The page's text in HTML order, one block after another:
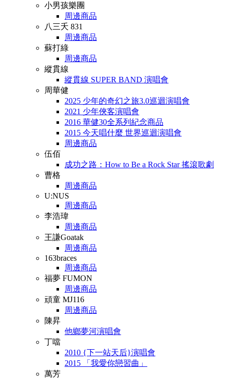
小男孩樂團
周邊商品
八三夭 831
周邊商品
蘇打綠
周邊商品
縱貫線
縱貫線 SUPER BAND 演唱會
周華健
2025 少年的奇幻之旅3.0巡迴演唱會
2021 少年俠客演唱會
2016 華健30全系列紀念商品
2015 今天唱什麼 世界巡迴演唱會
周邊商品
伍佰
成功之路：How to Be a Rock Star 搖滾歌劇
曹格
周邊商品
U:NUS
周邊商品
李浩瑋
周邊商品
王謙Goatak
周邊商品
163braces
周邊商品
福夢 FUMON
周邊商品
頑童 MJ116
周邊商品
陳昇
他鄉夢河演唱會
丁噹
2010 {下一站天后}演唱會
2015 「我愛你戀習曲」
萬芳